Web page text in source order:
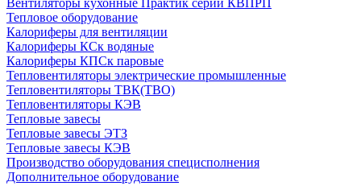
Вентиляторы кухонные Практик серии КВПРП
Тепловое оборудование
Калориферы для вентиляции
Калориферы КСк водяные
Калориферы КПСк паровые
Тепловентиляторы электрические промышленные
Тепловентиляторы ТВК(ТВО)
Тепловентиляторы КЭВ
Тепловые завесы
Тепловые завесы ЭТЗ
Тепловые завесы КЭВ
Производство оборудования специсполнения
Дополнительное оборудование